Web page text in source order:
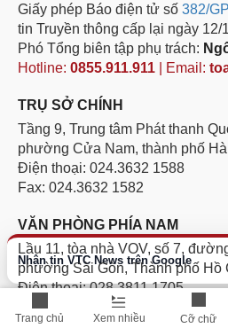
Trang chủ Xem nhiều Cỡ chữ
Nhận tin VTC News trên Google
Giấy phép Báo điện tử số 382/
tin Truyền thông cấp lại ngày 12/
Phó Tổng biên tập phụ trách:
Hotline: 0855.911.911 | Email:
TRỤ SỞ CHÍNH
Tầng 9, Trung tâm Phát thanh
phường Cửa Nam, thành phố
Điện thoại: 024.3632 1588
Fax: 024.3632 1582
VĂN PHÒNG PHÍA NAM
Lầu 11, tòa nhà VOV, số 7,
phường Sài Gòn, Thành phố Hồ
Điện thoại: 028.3811 1705
Hotline:
094.884.8186